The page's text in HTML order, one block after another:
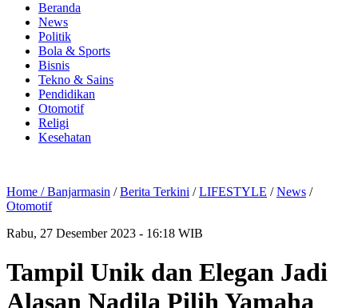
Beranda
News
Politik
Bola & Sports
Bisnis
Tekno & Sains
Pendidikan
Otomotif
Religi
Kesehatan
Home /Banjarmasin /Berita Terkini /LIFESTYLE /News /
Otomotif
Rabu, 27 Desember 2023 - 16:18 WIB
Tampil Unik dan Elegan Jadi
Alasan Nadila Pilih Yamaha